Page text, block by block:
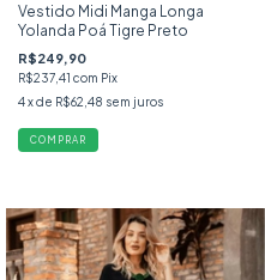
Vestido Midi Manga Longa
Yolanda Poá Tigre Preto
R$249,90
R$237,41 com Pix
4 x de R$62,48 sem juros
COMPRAR